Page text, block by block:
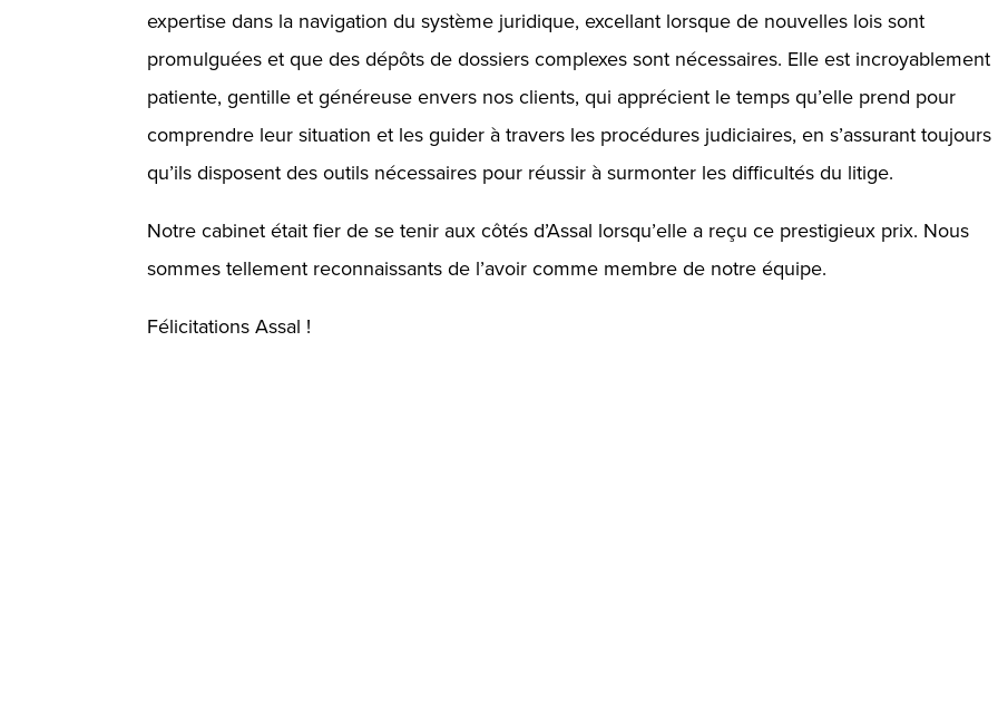
expertise dans la navigation du système juridique, excellant lorsque de nouvelles lois sont
promulguées et que des dépôts de dossiers complexes sont nécessaires. Elle est incroyablement
patiente, gentille et généreuse envers nos clients, qui apprécient le temps qu’elle prend pour
comprendre leur situation et les guider à travers les procédures judiciaires, en s’assurant toujours
qu’ils disposent des outils nécessaires pour réussir à surmonter les difficultés du litige.
Notre cabinet était fier de se tenir aux côtés d’Assal lorsqu’elle a reçu ce prestigieux prix. Nous
sommes tellement reconnaissants de l’avoir comme membre de notre équipe.
Félicitations Assal !